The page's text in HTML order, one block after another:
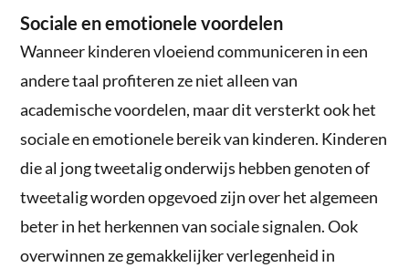
Sociale en emotionele voordelen
Wanneer kinderen vloeiend communiceren in een
andere taal profiteren ze niet alleen van
academische voordelen, maar dit versterkt ook het
sociale en emotionele bereik van kinderen. Kinderen
die al jong tweetalig onderwijs hebben genoten of
tweetalig worden opgevoed zijn over het algemeen
beter in het herkennen van sociale signalen. Ook
overwinnen ze gemakkelijker verlegenheid in